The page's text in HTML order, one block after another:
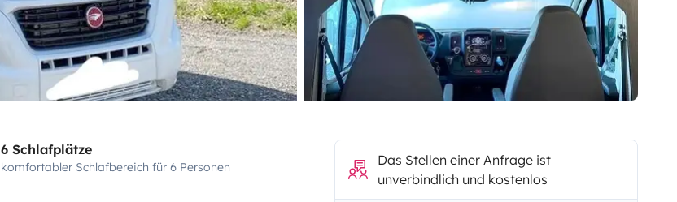
6 Schlafplätze
komfortabler Schlafbereich für 6 Personen
Das Stellen einer Anfrage ist
unverbindlich und kostenlos